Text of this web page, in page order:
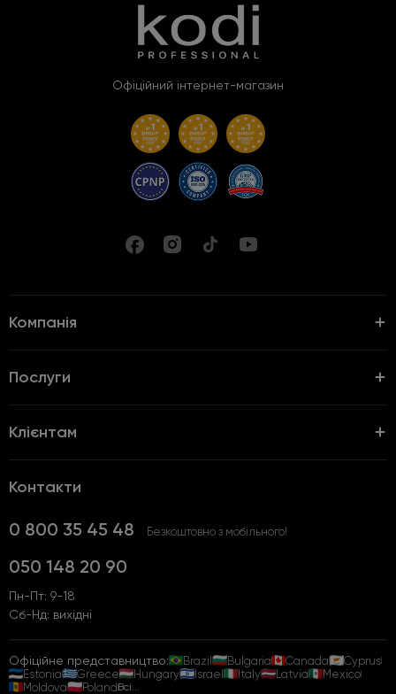
Офіційний інтернет-магазин
Компанія
Послуги
Клієнтам
Контакти
0 800 35 45 48 Безкоштовно з мобільного!
050 148 20 90
Пн-Пт: 9-18
Сб-Нд: вихідні
Офіційне представництво: Brazil Bulgaria Canada
Cyprus
Estonia
Greece Hungary Israel Italy Latvia
Mexico
Moldova
PolandВсі...